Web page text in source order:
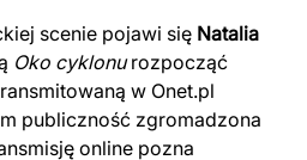
scenie pojawi się Natalia
Oko cyklonurozpocząć
w Onet.pl
publiczność zgromadzona
online pozna